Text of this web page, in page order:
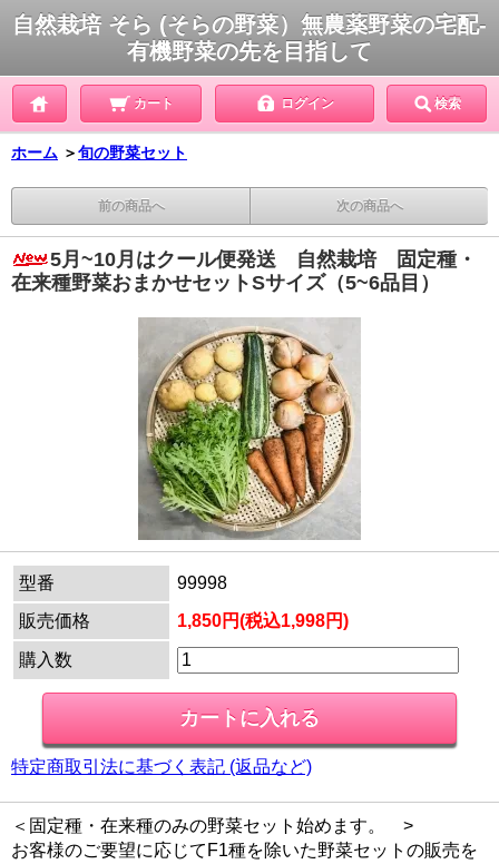
自然栽培 そら (そらの野菜）無農薬野菜の宅配-
有機野菜の先を目指して
カート ログイン 検索
ホーム ＞旬の野菜セット
前の商品へ 次の商品へ
5月~10月はクール便発送 自然栽培 固定種・
在来種野菜おまかせセットSサイズ（5~6品目）
型番
99998
販売価格
1,850円(税込1,998円)
購入数
特定商取引法に基づく表記 (返品など)
＜固定種・在来種のみの野菜セット始めます。 >
お客様のご要望に応じてF1種を除いた野菜セットの販売を